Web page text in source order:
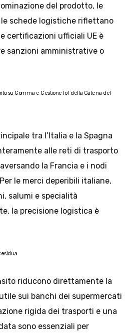
del prodotto, le
schede logistiche riflettano
certificazioni ufficiali UE è
sanzioni amministrative o
su Gomma e Gestione IoT della Catena del
tra l’Italia e la Spagna
alle reti di trasporto
la Francia e i nodi
le merci deperibili italiane,
salumi e specialità
la precisione logistica è
riducono direttamente la
sui banchi dei supermercati
rigida dei trasporti e una
sono essenziali per